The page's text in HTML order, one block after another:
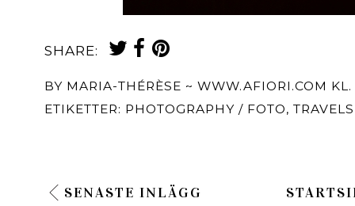
SHARE:
BY MARIA-THÉRÈSE ~ WWW.AFIORI.COM KL.
ETIKETTER: PHOTOGRAPHY / FOTO,
SENASTE INLÄGG